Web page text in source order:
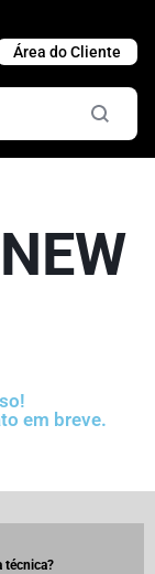
em breve.
técnica?